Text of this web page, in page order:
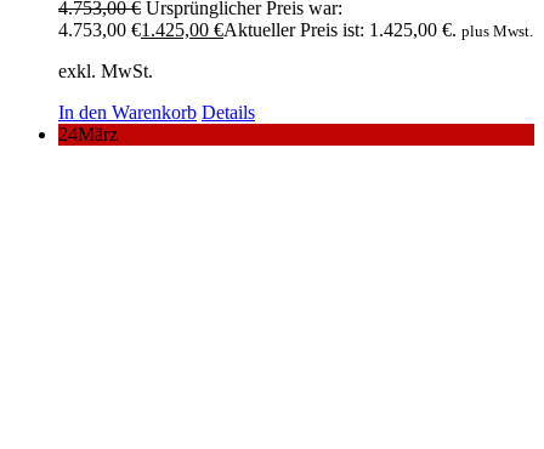
4.753,00€ Ursprünglicher Preis war:
4.753,00 €1.425,00 €Aktueller Preis ist: 1.425,00 €. plus Mwst.
exkl. MwSt.
In den Warenkorb Details
24März